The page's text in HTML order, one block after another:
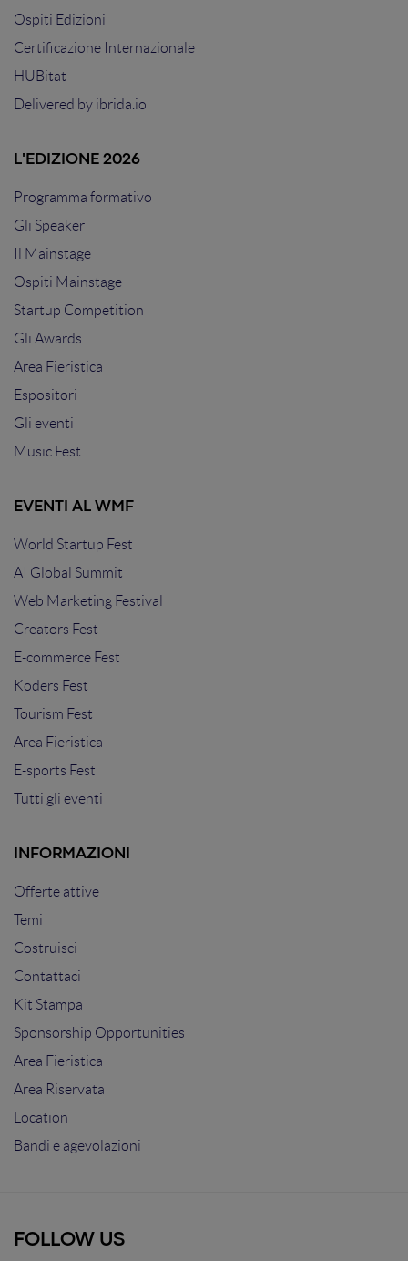
Ospiti Edizioni
Certificazione Internazionale
HUBitat
Delivered by ibrida.io
L'EDIZIONE 2026
Programma formativo
Gli Speaker
Il Mainstage
Ospiti Mainstage
Startup Competition
Gli Awards
Area Fieristica
Espositori
Gli eventi
Music Fest
EVENTI AL WMF
World Startup Fest
AI Global Summit
Web Marketing Festival
Creators Fest
E-commerce Fest
Koders Fest
Tourism Fest
Area Fieristica
E-sports Fest
Tutti gli eventi
INFORMAZIONI
Offerte attive
Temi
Costruisci
Contattaci
Kit Stampa
Sponsorship Opportunities
Area Fieristica
Area Riservata
Location
Bandi e agevolazioni
FOLLOW US